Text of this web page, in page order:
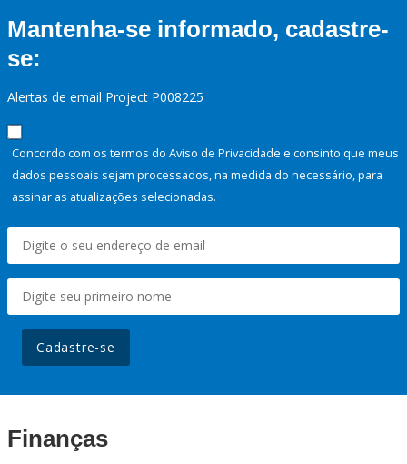
Mantenha-se informado, cadastre-
se:
Alertas de email Project P008225
Concordo com os termos do Aviso de Privacidade e consinto que meus
dados pessoais sejam processados, na medida do necessário, para
assinar as atualizações selecionadas.
Cadastre-se
Finanças